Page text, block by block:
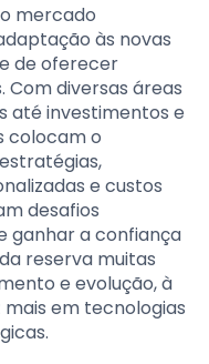
mercado
às novas
de oferecer
Com diversas áreas
até investimentos e
colocam o
e custos
desafios
ganhar a confiança
reserva muitas
e evolução, à
em tecnologias